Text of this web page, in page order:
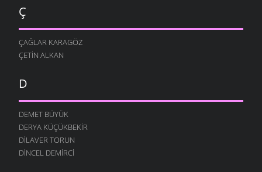
Ç
ÇAĞLAR KARAGÖZ
ÇETIN ALKAN
D
DEMET BÜYÜK
DERYA KÜÇÜKBEKIR
DILAVER TORUN
DINCEL DEMIRCI